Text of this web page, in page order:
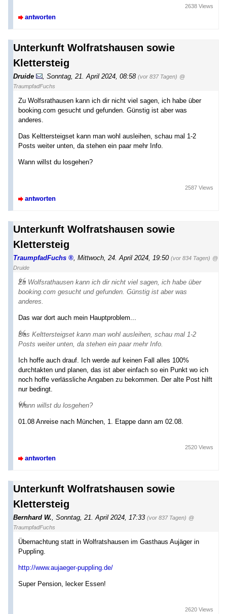
antworten
2638 Views
Unterkunft Wolfratshausen sowie
Klettersteig
Druide , Sonntag, 21. April 2024, 08:58 (vor 837 Tagen) @
TraumpfadFuchs
Zu Wolfsrathausen kann ich dir nicht viel sagen, ich habe über
booking.com gesucht und gefunden. Günstig ist aber was
anderes.
Das Kelttersteigset kann man wohl ausleihen, schau mal 1-2
Posts weiter unten, da stehen ein paar mehr Info.
Wann willst du losgehen?
antworten
2587 Views
Unterkunft Wolfratshausen sowie
Klettersteig
TraumpfadFuchs , Mittwoch, 24. April 2024, 19:50 (vor 834 Tagen) @
Druide
Zu Wolfsrathausen kann ich dir nicht viel sagen, ich habe über
booking.com gesucht und gefunden. Günstig ist aber was
anderes.
Das war dort auch mein Hauptproblem...
Das Kelttersteigset kann man wohl ausleihen, schau mal 1-2
Posts weiter unten, da stehen ein paar mehr Info.
Ich hoffe auch drauf. Ich werde auf keinen Fall alles 100%
durchtakten und planen, das ist aber einfach so ein Punkt wo ich
noch hoffe verlässliche Angaben zu bekommen. Der alte Post hilft
nur bedingt.
Wann willst du losgehen?
01.08 Anreise nach München, 1. Etappe dann am 02.08.
antworten
2520 Views
Unterkunft Wolfratshausen sowie
Klettersteig
Bernhard W. Sonntag, 21. April 2024, 17:33 (vor 837 Tagen) @
TraumpfadFuchs
Übernachtung statt in Wolfratshausen im Gasthaus Aujäger in
Puppling.
http://www.aujaeger-puppling.de/
Super Pension, lecker Essen!
2620 Views